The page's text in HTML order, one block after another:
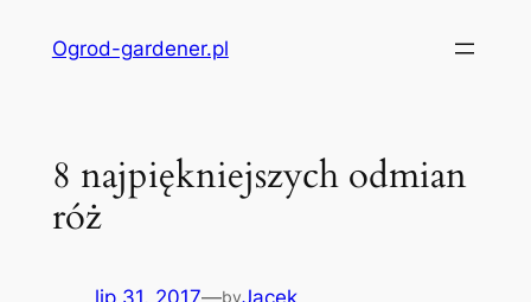
Ogrod-gardener.pl
8 najpiękniejszych odmian
róż
by